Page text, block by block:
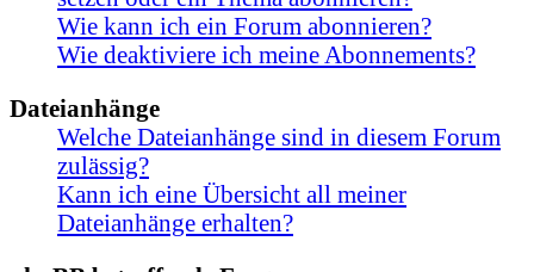
Wie kann ich ein Forum abonnieren?
Wie deaktiviere ich meine Abonnements?
Dateianhänge
Welche Dateianhänge sind in diesem Forum
zulässig?
Kann ich eine Übersicht all meiner
Dateianhänge erhalten?